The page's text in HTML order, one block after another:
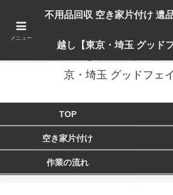
出張対応エリア：埼玉県 入間市 狭山市 飯能市 所
京・埼玉 グッドフェイ
TOP
空き家片付け
作業の流れ
メニュー
不用品回収 空き家片付け 遺
越し【東京・埼玉 グッド